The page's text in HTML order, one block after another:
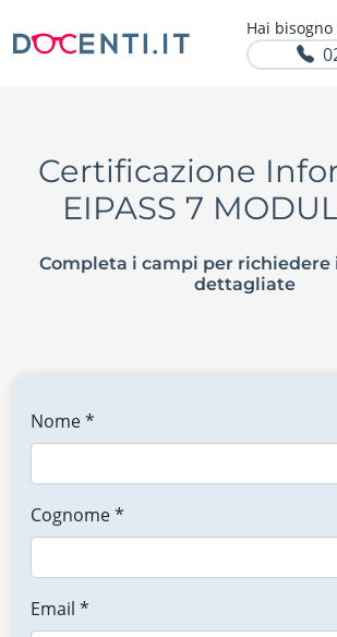
Hai
Certificazione
EIPASS 7
Completa i campi per
dettagliate
Nome *
Cognome *
Email *